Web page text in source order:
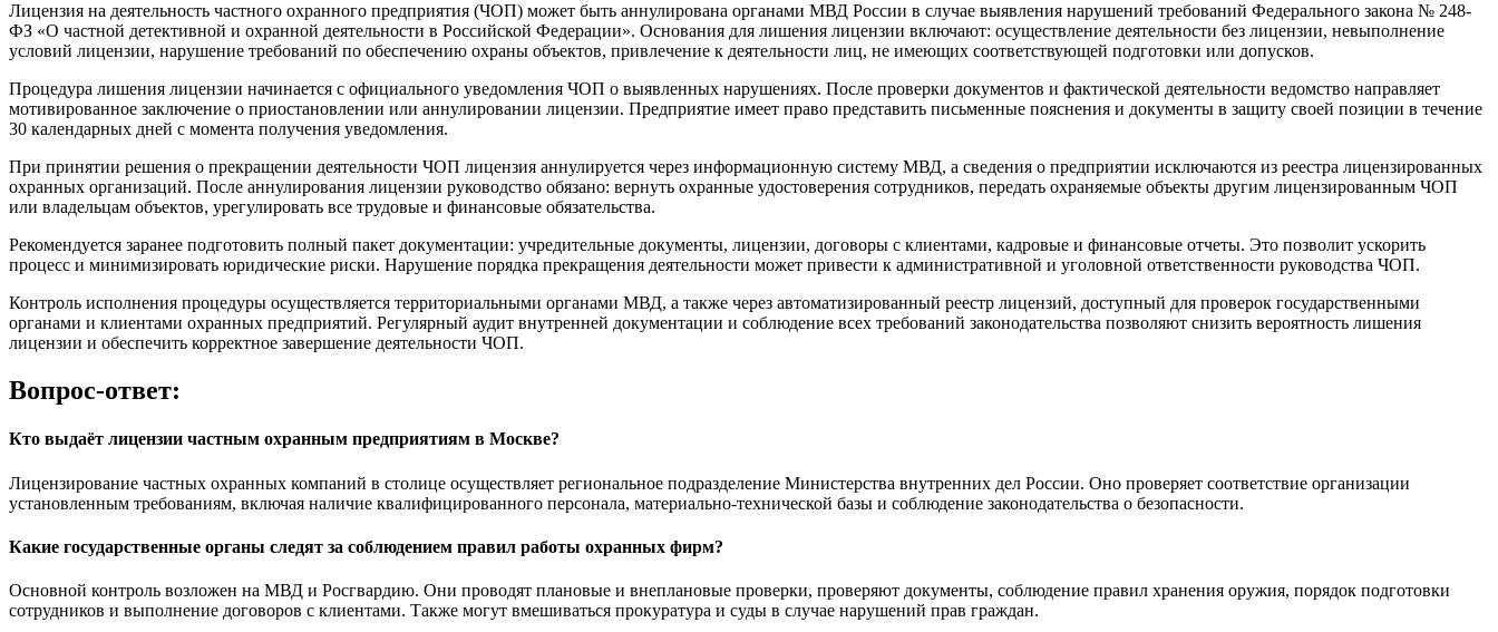
Лицензия на деятельность частного охранного предприятия (ЧОП) может быть аннулирована органами МВД России в случае выявления нарушений требований Федерального закона № 248-
ФЗ «О частной детективной и охранной деятельности в Российской Федерации». Основания для лишения лицензии включают: осуществление деятельности без лицензии, невыполнение
условий лицензии, нарушение требований по обеспечению охраны объектов, привлечение к деятельности лиц, не имеющих соответствующей подготовки или допусков.
Процедура лишения лицензии начинается с официального уведомления ЧОП о выявленных нарушениях. После проверки документов и фактической деятельности ведомство направляет
мотивированное заключение о приостановлении или аннулировании лицензии. Предприятие имеет право представить письменные пояснения и документы в защиту своей позиции в течение
30 календарных дней с момента получения уведомления.
При принятии решения о прекращении деятельности ЧОП лицензия аннулируется через информационную систему МВД, а сведения о предприятии исключаются из реестра лицензированных
охранных организаций. После аннулирования лицензии руководство обязано: вернуть охранные удостоверения сотрудников, передать охраняемые объекты другим лицензированным ЧОП
или владельцам объектов, урегулировать все трудовые и финансовые обязательства.
Рекомендуется заранее подготовить полный пакет документации: учредительные документы, лицензии, договоры с клиентами, кадровые и финансовые отчеты. Это позволит ускорить
процесс и минимизировать юридические риски. Нарушение порядка прекращения деятельности может привести к административной и уголовной ответственности руководства ЧОП.
Контроль исполнения процедуры осуществляется территориальными органами МВД, а также через автоматизированный реестр лицензий, доступный для проверок государственными
органами и клиентами охранных предприятий. Регулярный аудит внутренней документации и соблюдение всех требований законодательства позволяют снизить вероятность лишения
лицензии и обеспечить корректное завершение деятельности ЧОП.
Вопрос-ответ:
Кто выдаёт лицензии частным охранным предприятиям в Москве?
Лицензирование частных охранных компаний в столице осуществляет региональное подразделение Министерства внутренних дел России. Оно проверяет соответствие организации
установленным требованиям, включая наличие квалифицированного персонала, материально-технической базы и соблюдение законодательства о безопасности.
Какие государственные органы следят за соблюдением правил работы охранных фирм?
Основной контроль возложен на МВД и Росгвардию. Они проводят плановые и внеплановые проверки, проверяют документы, соблюдение правил хранения оружия, порядок подготовки
сотрудников и выполнение договоров с клиентами. Также могут вмешиваться прокуратура и суды в случае нарушений прав граждан.